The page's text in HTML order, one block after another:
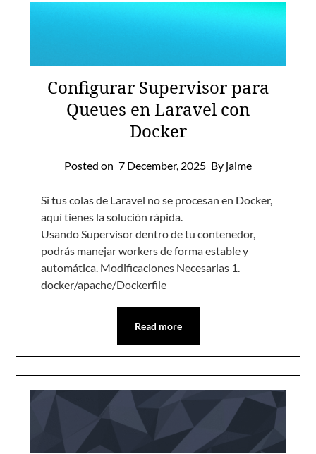
Configurar Supervisor para
Queues en Laravel con
Docker
Posted on 7 December, 2025 By jaime
Si tus colas de Laravel no se procesan en Docker,
aquí tienes la solución rápida.
Usando Supervisor dentro de tu contenedor,
podrás manejar workers de forma estable y
automática. Modificaciones Necesarias 1.
docker/apache/Dockerfile
Read more